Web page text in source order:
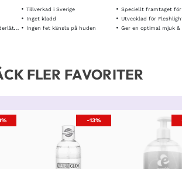
Tillverkad i Sverige
Inget kladd
Ingen fet känsla på huden
Speciellt framtaget för
Utvecklad för Fleshlight
Ger en optimal mjuk &
FLER FAVORITER
-13%